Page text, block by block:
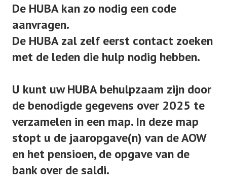
De HUBA kan zo nodig een code
aanvragen.
De HUBA zal zelf eerst contact zoeken
met de leden die hulp nodig hebben.
U kunt uw HUBA behulpzaam zijn door
de benodigde gegevens over 2025 te
verzamelen in een map. In deze map
stopt u de jaaropgave(n) van de AOW
en het pensioen, de opgave van de
bank over de saldi.